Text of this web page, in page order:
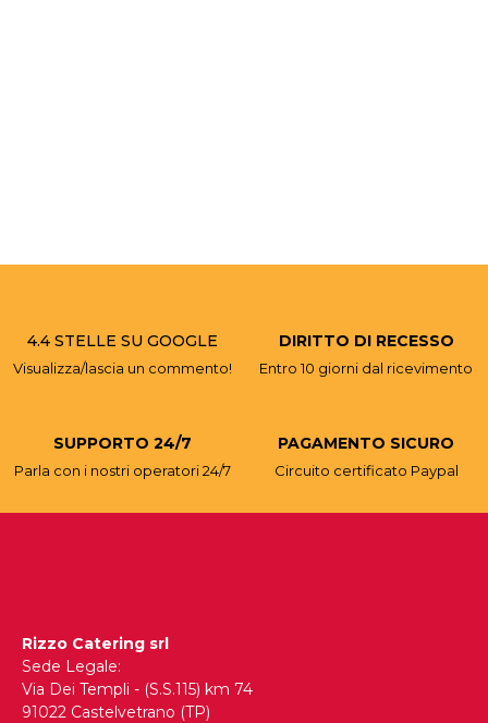
4.4 STELLE SU GOOGLE
Visualizza/lascia un commento!
DIRITTO DI RECESSO
Entro 10 giorni dal ricevimento
SUPPORTO 24/7
Parla con i nostri operatori 24/7
PAGAMENTO SICURO
Circuito certificato Paypal
Rizzo Catering srl
Sede Legale:
Via Dei Templi - (S.S.115) km 74
91022 Castelvetrano (TP)